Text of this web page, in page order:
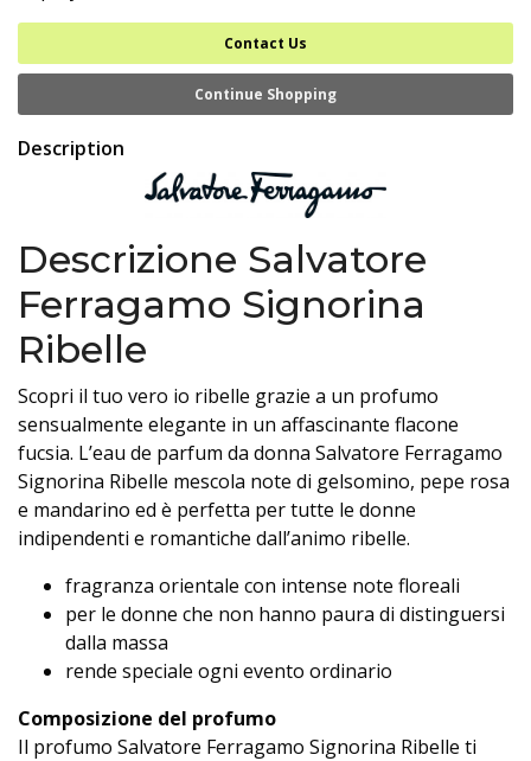
Contact Us
Continue Shopping
Description
Descrizione Salvatore
Ferragamo Signorina
Ribelle
Scopri il tuo vero io ribelle grazie a un profumo
sensualmente elegante in un affascinante flacone
fucsia. L’eau de parfum da donna Salvatore Ferragamo
Signorina Ribelle mescola note di gelsomino, pepe rosa
e mandarino ed è perfetta per tutte le donne
indipendenti e romantiche dall’animo ribelle.
fragranza orientale con intense note floreali
per le donne che non hanno paura di distinguersi
dalla massa
rende speciale ogni evento ordinario
Composizione del profumo
Il profumo Salvatore Ferragamo Signorina Ribelle ti